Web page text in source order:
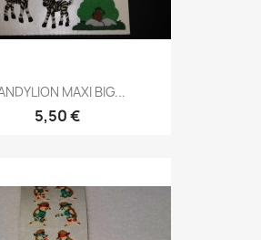
MAXI BIG...
5,50 €